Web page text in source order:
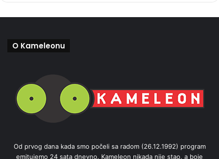
O Kameleonu
Od prvog dana kada smo počeli sa radom (26.12.1992) program
emitujemo 24 sata dnevno. Kameleon nikada nije stao, a boje